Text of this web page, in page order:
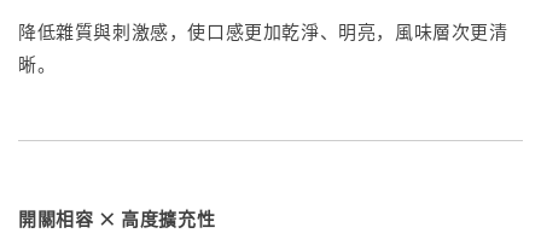
降低雜質與刺激感，使口感更加乾淨、明亮，風味層次更清
晰。
開關相容 × 高度擴充性